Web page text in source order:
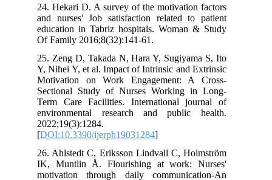
24. Hekari D. A survey of the motivation factors
and nurses' Job satisfaction related to patient
education in Tabriz hospitals. Woman & Study
Of Family 2016;8(32):141-61.
25. Zeng D, Takada N, Hara Y, Sugiyama S, Ito
Y, Nihei Y, et al. Impact of Intrinsic and Extrinsic
Motivation on Work Engagement: A Cross-
Sectional Study of Nurses Working in Long-
Term Care Facilities. International journal of
environmental research and public health.
2022;19(3):1284.
[DOI:10.3390/ijerph19031284
26. Ahlstedt C, Eriksson Lindvall C, Holmström
IK, Muntlin Å. Flourishing at work: Nurses'
motivation through daily communication-An